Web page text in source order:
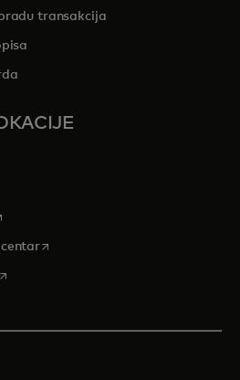
transakcija
tab
a new tab
in a new tab
opens in a new tab
in a new tab